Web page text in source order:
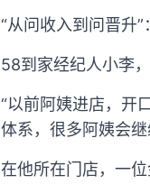
“从问收入到问晋升
58到家经纪人小李
“以前阿姨进店，开
体系，很多阿姨会
在他所在门店，一